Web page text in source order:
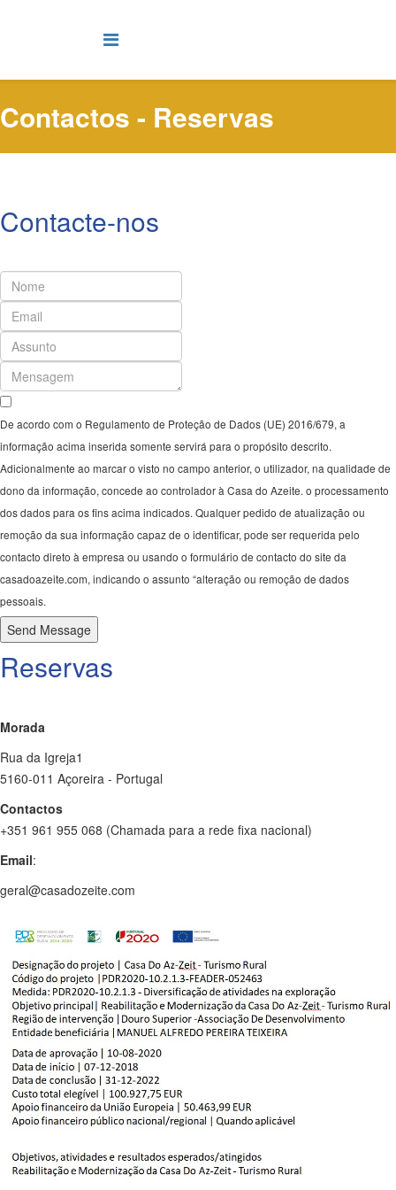
Contactos - Reservas
Contacte-nos
De acordo com o Regulamento de Proteção de Dados (UE) 2016/679, a
informação acima inserida somente servirá para o propósito descrito.
Adicionalmente ao marcar o visto no campo anterior, o utilizador, na qualidade de
dono da informação, concede ao controlador à Casa do Azeite. o processamento
dos dados para os fins acima indicados. Qualquer pedido de atualização ou
remoção da sua informação capaz de o identificar, pode ser requerida pelo
contacto direto à empresa ou usando o formulário de contacto do site da
casadoazeite.com, indicando o assunto “alteração ou remoção de dados
pessoais.
Send Message
Reservas
Morada
Rua da Igreja1
5160-011 Açoreira - Portugal
Contactos
+351 961 955 068 (Chamada para a rede fixa nacional)
Email:
geral@casadozeite.com